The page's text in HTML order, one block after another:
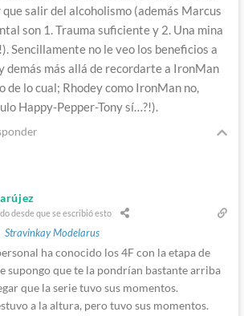
salir del alcoholismo (además Marcus
son 1. Trauma suficiente y 2. Una mina
Sencillamente no le veo los beneficios a
demás más allá de recordarte a IronMan
de lo cual; Rhodey como IronMan no,
Happy-Pepper-Tony sí…?!).
desde que se escribió esto
Stravinkay Modelarus
ha conocido los 4F con la etapa de
supongo que te la pondrían bastante arriba
que la serie tuvo sus momentos.
a la altura, pero tuvo sus momentos.